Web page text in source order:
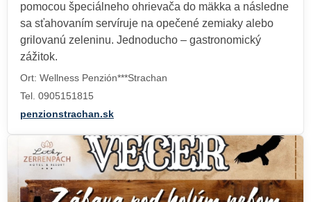
pomocou špeciálneho ohrievača do mäkka a následne
sa sťahovaním servíruje na opečené zemiaky alebo
grilovanú zeleninu. Jednoducho – gastronomický
zážitok.
Ort: Wellness Penzión***Strachan
Tel. 0905151815
penzionstrachan.sk